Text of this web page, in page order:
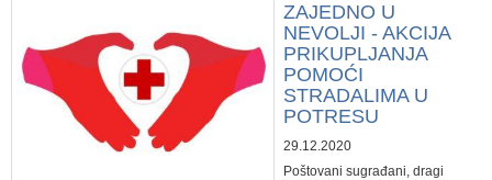
ZAJEDNO U
NEVOLJI - AKCIJA
PRIKUPLJANJA
POMOĆI
STRADALIMA U
POTRESU
29.12.2020
Poštovani sugrađani, dragi